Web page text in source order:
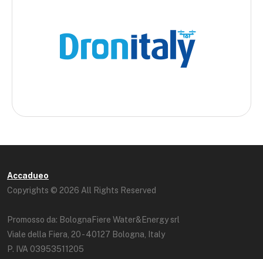
Accadueo
Copyrights © 2026 All Rights Reserved
Promosso da: BolognaFiere Water&Energy srl
Viale della Fiera, 20 - 40127 Bologna, Italy
P. IVA 03953511205